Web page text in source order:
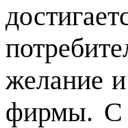
желание
фирмы. С